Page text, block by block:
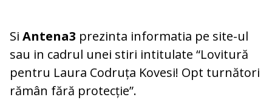
Si Antena3 prezinta informatia pe site-ul
sau in cadrul unei stiri intitulate “Lovitură
pentru Laura Codruța Kovesi! Opt turnători
rămân fără protecție”.